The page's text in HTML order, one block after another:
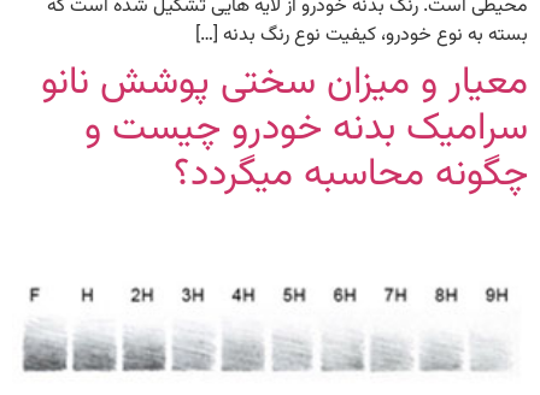
محیطی است. رنگ بدنه خودرو از لایه هایی تشکیل شده است که
بسته به نوع خودرو، کیفیت نوع رنگ بدنه […]
معیار و میزان سختی پوشش نانو
سرامیک بدنه خودرو چیست و
چگونه محاسبه میگردد؟